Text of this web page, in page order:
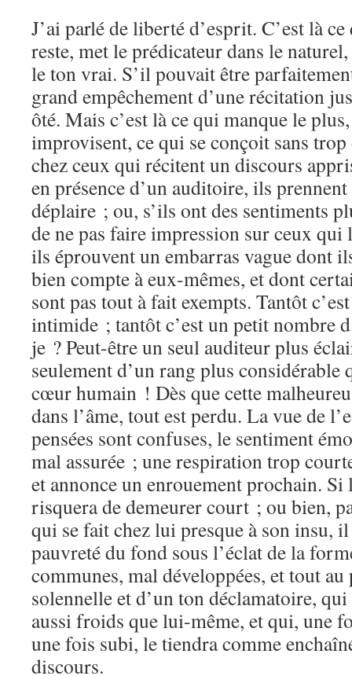
J’ai parlé de liberté d’esprit. C’est là
reste, met le prédicateur dans le
le ton vrai. S’il pouvait être
grand empêchement d’une récitation
ôté. Mais c’est là ce qui manque le
improvisent, ce qui se conçoit sans
chez ceux qui récitent un discours
en présence d’un auditoire, ils
déplaire ; ou, s’ils ont des sentiments
de ne pas faire impression sur ceux
ils éprouvent un embarras vague dont
bien compte à eux-mêmes, et dont
sont pas tout à fait exempts. Tantôt
intimide ; tantôt c’est un petit nombre
je ? Peut-être un seul auditeur plus
seulement d’un rang plus considérable
cœur humain ! Dès que cette
dans l’âme, tout est perdu. La vue de
pensées sont confuses, le sentiment
mal assurée ; une respiration trop
et annonce un enrouement prochain.
risquera de demeurer court ; ou bien,
qui se fait chez lui presque à son insu,
pauvreté du fond sous l’éclat de la
communes, mal développées, et tout
solennelle et d’un ton déclamatoire,
aussi froids que lui-même, et qui, une
une fois subi, le tiendra comme
discours.